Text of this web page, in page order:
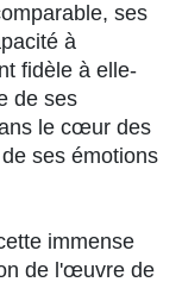
ses
à
fidèle à elle-
de ses
le cœur des
ses émotions
immense
de l'œuvre de